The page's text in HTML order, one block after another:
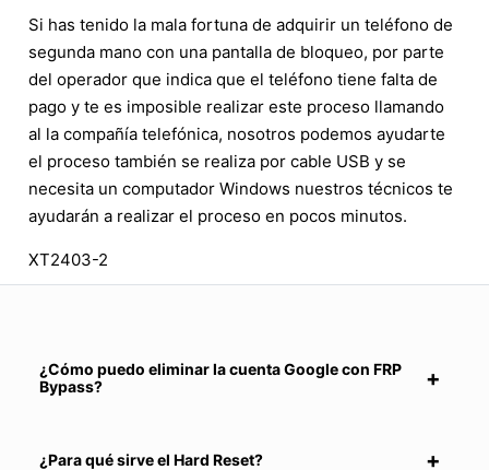
Si has tenido la mala fortuna de adquirir un teléfono de
segunda mano con una pantalla de bloqueo, por parte
del operador que indica que el teléfono tiene falta de
pago y te es imposible realizar este proceso llamando
al la compañía telefónica, nosotros podemos ayudarte
el proceso también se realiza por cable USB y se
necesita un computador Windows nuestros técnicos te
ayudarán a realizar el proceso en pocos minutos.
XT2403-2
¿Cómo puedo eliminar la cuenta Google con FRP
Bypass?
¿Para qué sirve el Hard Reset?